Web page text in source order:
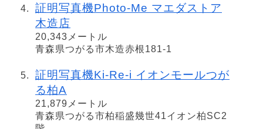
証明写真機Photo-Me マエダストア
木造店
20,343メートル
青森県つがる市木造赤根181-1
証明写真機Ki-Re-i イオンモールつが
る柏A
21,879メートル
青森県つがる市柏稲盛幾世41イオン柏SC2